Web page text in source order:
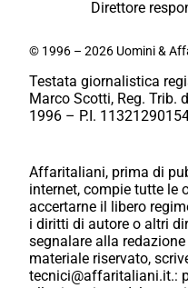
Direttore
© 1996 – 2026 Uomini &
Testata giornalistica
Marco Scotti, Reg. Trib.
1996 – P.I.
Affaritaliani, prima di
internet, compie tutte le
accertarne il libero
i diritti di autore o altri
segnalare alla
materiale riservato,
tecnici@affaritaliani.it.: